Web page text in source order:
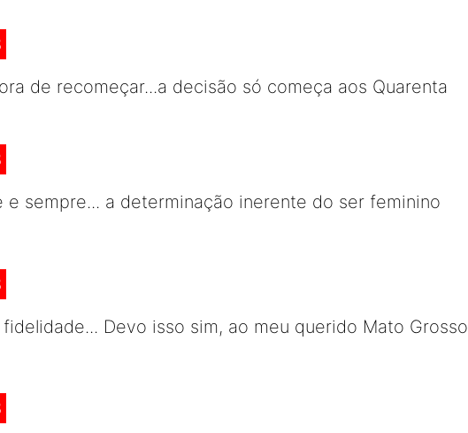
de recomeçar...a decisão só começa aos Quarenta
e sempre... a determinação inerente do ser feminino
Devo isso sim, ao meu querido Mato Grosso